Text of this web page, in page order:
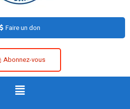
Faire un don
Abonnez-vous